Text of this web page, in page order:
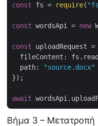
const fs = require(
const wordsApi = new
const uploadRequest =
fileContent :
path:
"source.docx"
});
await
Βήμα 3 – Μετατροπή